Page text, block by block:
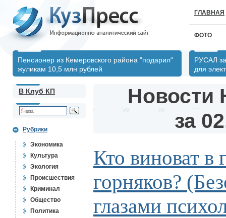
ГЛАВНАЯ
ФОТО
Пенсионер из Кемеровского района "подарил"
жуликам 10,5 млн рублей
РУСАЛ
для
В Клуб КП
Рубрики
Экономика
Культура
Экология
Происшествия
Криминал
Общество
Политика
Новости
за
Кто виноват в
горняков?
глазами